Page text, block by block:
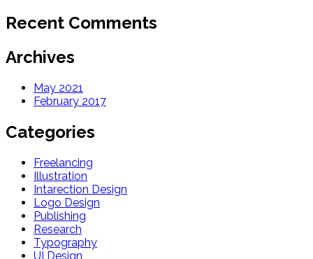
Recent Comments
Archives
May 2021
February 2017
Categories
Freelancing
Illustration
Intarection Design
Logo Design
Publishing
Research
Typography
UI Design